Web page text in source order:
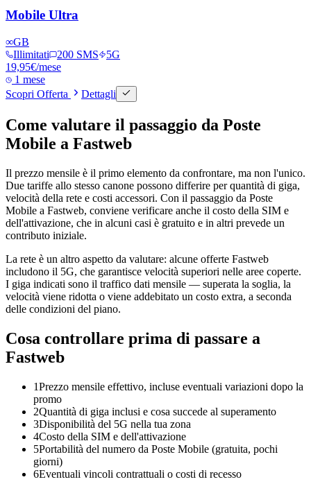
Mobile Ultra
∞GB
Illimitati
200 SMS
5G
19,95€/mese
1 mese
Scopri Offerta
Dettagli
Come valutare il passaggio da Poste
Mobile a Fastweb
Il prezzo mensile è il primo elemento da confrontare, ma non l'unico.
Due tariffe allo stesso canone possono differire per quantità di giga,
velocità della rete e costi accessori. Con il passaggio da Poste
Mobile a Fastweb, conviene verificare anche il costo della SIM e
dell'attivazione, che in alcuni casi è gratuito e in altri prevede un
contributo iniziale.
La rete è un altro aspetto da valutare: alcune offerte Fastweb
includono il 5G, che garantisce velocità superiori nelle aree coperte.
I giga indicati sono il traffico dati mensile — superata la soglia, la
velocità viene ridotta o viene addebitato un costo extra, a seconda
delle condizioni del piano.
Cosa controllare prima di passare a
Fastweb
1Prezzo mensile effettivo, incluse eventuali variazioni dopo la
promo
2Quantità di giga inclusi e cosa succede al superamento
3Disponibilità del 5G nella tua zona
4Costo della SIM e dell'attivazione
5Portabilità del numero da Poste Mobile (gratuita, pochi
giorni)
6Eventuali vincoli contrattuali o costi di recesso